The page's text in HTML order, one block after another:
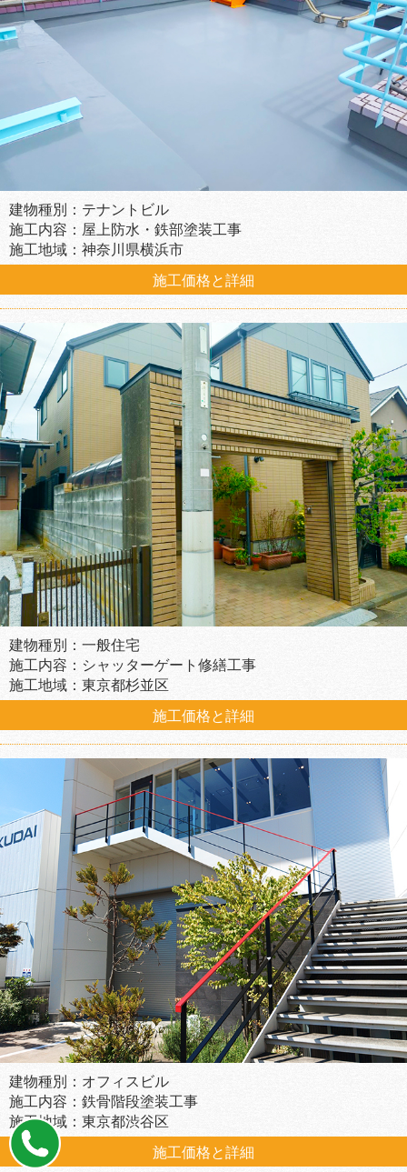
建物種別：テナントビル
施工内容：屋上防水・鉄部塗装工事
施工地域：神奈川県横浜市
施工価格と詳細
建物種別：一般住宅
施工内容：シャッターゲート修繕工事
施工地域：東京都杉並区
施工価格と詳細
建物種別：オフィスビル
施工内容：鉄骨階段塗装工事
施工地域：東京都渋谷区
施工価格と詳細